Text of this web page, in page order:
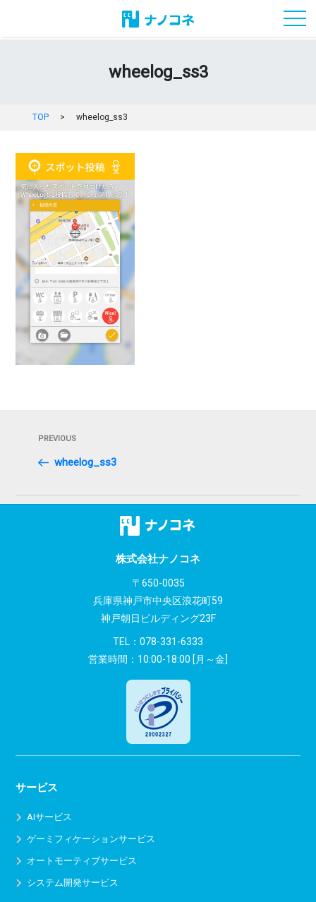
wheelog_ss3
TOP > wheelog_ss3
ビ
Previous
Post
PREVIOUS
wheelog_ss3
株式会社ナノコネ
〒650-0035
兵庫県神戸市中央区浪花町59
神戸朝日ビルディング23F
TEL： 078-331-6333
営業時間：10:00-18:00 [月～金]
サービス
AIサービス
ゲーミフィケーションサービス
オートモーティブサービス
システム開発サービス